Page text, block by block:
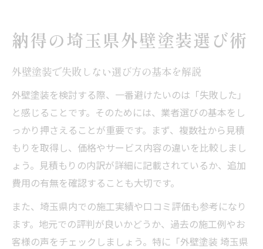
外壁塗装業者の信頼性を見極めるコツ
悪質業者リストから学ぶ外壁塗装の注意点
埼玉県の口コミで評判の外壁塗装業者選び
保証内容で比較する外壁塗装の安心度
外壁塗装会社ランキングの活用ポイント
人気の外壁塗装を埼玉県で叶えるには
外壁塗装で人気業者が選ばれる理由とは
埼玉県の外壁塗装ランキング最新情報
評判の良い外壁塗装業者の特徴を紹介
外壁塗装の色選びと人気カラー傾向
埼玉県の外壁塗装助成金活用でお得に施工
納得の埼玉県外壁塗装選び術
外壁塗装で失敗しない選び方の基本を解説
外壁塗装を検討する際、一番避けたいのは「失敗した」
と感じることです。そのためには、業者選びの基本をし
っかり押さえることが重要です。まず、複数社から見積
もりを取得し、価格やサービス内容の違いを比較しまし
ょう。見積もりの内訳が詳細に記載されているか、追加
費用の有無を確認することも大切です。
また、埼玉県内での施工実績や口コミ評価も参考になり
ます。地元での評判が良いかどうか、過去の施工例やお
客様の声をチェックしましょう。特に「外壁塗装 埼玉県